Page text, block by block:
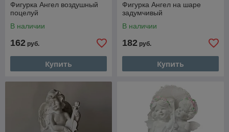
Фигурка Ангел воздушный
поцелуй
В наличии
162 руб.
Купить
Фигурка Ангел на шаре
задумчивый
В наличии
182 руб.
Купить